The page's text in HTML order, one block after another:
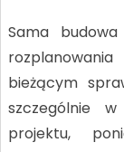
Sama
bieżącym
szczególnie
projektu,